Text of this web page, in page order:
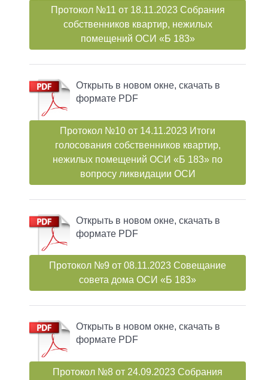
Протокол №11 от 18.11.2023 Собрания
собственников квартир, нежилых
помещений ОСИ «Б 183»
Открыть в новом окне, скачать в
формате PDF
Протокол №10 от 14.11.2023 Итоги
голосования собственников квартир,
нежилых помещений ОСИ «Б 183» по
вопросу ликвидации ОСИ
Открыть в новом окне, скачать в
формате PDF
Протокол №9 от 08.11.2023 Совещание
совета дома ОСИ «Б 183»
Открыть в новом окне, скачать в
формате PDF
Протокол №8 от 24.09.2023 Собрания